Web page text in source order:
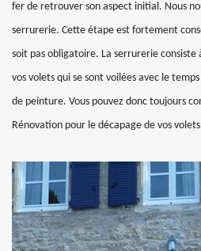
fer de retrouver son aspect initial. Nous
serrurerie. Cette étape est fortement
soit pas obligatoire. La serrurerie
vos volets qui se sont voilées avec le
de peinture. Vous pouvez donc toujours
Rénovation pour le décapage de vos